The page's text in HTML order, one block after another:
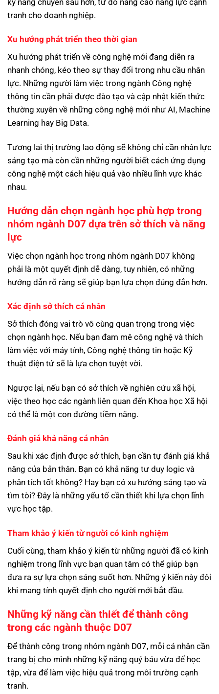
tranh cho doanh nghiệp.
Xu hướng phát triển theo thời gian
Xu hướng phát triển về công nghệ mới đang diễn ra
nhanh chóng, kéo theo sự thay đổi trong nhu cầu nhân
lực. Những người làm việc trong ngành Công nghệ
thông tin cần phải được đào tạo và cập nhật kiến thức
thường xuyên về những công nghệ mới như AI, Machine
Learning hay Big Data.
Tương lai thị trường lao động sẽ không chỉ cần nhân lực
sáng tạo mà còn cần những người biết cách ứng dụng
công nghệ một cách hiệu quả vào nhiều lĩnh vực khác
nhau.
Hướng dẫn chọn ngành học phù hợp trong
nhóm ngành D07 dựa trên sở thích và năng
lực
Việc chọn ngành học trong nhóm ngành D07 không
phải là một quyết định dễ dàng, tuy nhiên, có những
hướng dẫn rõ ràng sẽ giúp bạn lựa chọn đúng đắn hơn.
Xác định sở thích cá nhân
Sở thích đóng vai trò vô cùng quan trọng trong việc
chọn ngành học. Nếu bạn đam mê công nghệ và thích
làm việc với máy tính, Công nghệ thông tin hoặc Kỹ
thuật điện tử sẽ là lựa chọn tuyệt vời.
Ngược lại, nếu bạn có sở thích về nghiên cứu xã hội,
việc theo học các ngành liên quan đến Khoa học Xã hội
có thể là một con đường tiềm năng.
Đánh giá khả năng cá nhân
Sau khi xác định được sở thích, bạn cần tự đánh giá khả
năng của bản thân. Bạn có khả năng tư duy logic và
phân tích tốt không? Hay bạn có xu hướng sáng tạo và
tìm tòi? Đây là những yếu tố cần thiết khi lựa chọn lĩnh
vực học tập.
Tham khảo ý kiến từ người có kinh nghiệm
Cuối cùng, tham khảo ý kiến từ những người đã có kinh
nghiệm trong lĩnh vực bạn quan tâm có thể giúp bạn
đưa ra sự lựa chọn sáng suốt hơn. Những ý kiến này đôi
khi mang tính quyết định cho người mới bắt đầu.
Những kỹ năng cần thiết để thành công
trong các ngành thuộc D07
Để thành công trong nhóm ngành D07, mỗi cá nhân cần
trang bị cho mình những kỹ năng quý báu vừa để học
tập, vừa để làm việc hiệu quả trong môi trường cạnh
tranh.